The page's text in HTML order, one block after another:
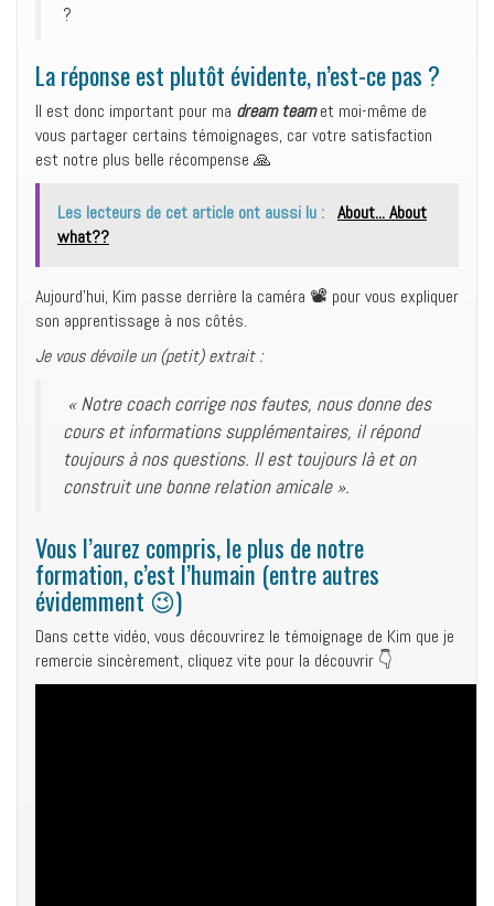
?
La réponse est plutôt évidente, n’est-ce pas ?
Il est donc important pour ma dream teamet moi-même de
vous partager certains témoignages, car votre satisfaction
est notre plus belle récompense 🙏
Les lecteurs de cet article ont aussi lu : About... About
what??
Aujourd’hui, Kim passe derrière la caméra 📽 pour vous expliquer
son apprentissage à nos côtés.
Je vous dévoile un (petit) extrait :
« Notre coach corrige nos fautes, nous donne des
cours et informations supplémentaires, il répond
toujours à nos questions. Il est toujours là et on
construit une bonne relation amicale ».
Vous l’aurez compris, le plus de notre
formation, c’est l’humain (entre autres
évidemment 😉)
Dans cette vidéo, vous découvrirez le témoignage de Kim que je
remercie sincèrement, cliquez vite pour la découvrir 👇